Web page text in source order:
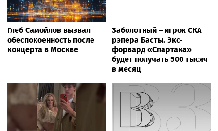
Глеб Самойлов вызвал
обеспокоенность после
концерта в Москве
Заболотный – игрок СКА
рэпера Басты. Экс-
форвард «Спартака»
будет получать 500 тысяч
в месяц